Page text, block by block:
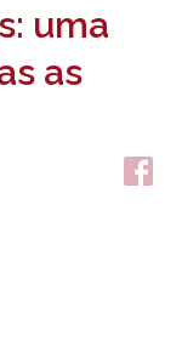
uma
as